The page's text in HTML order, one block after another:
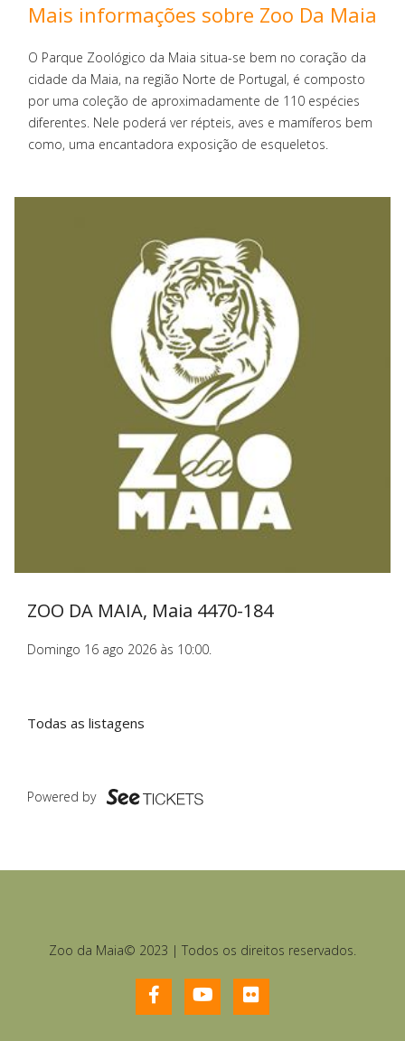
ZOO DA MAIA, Maia 4470-184
Domingo 16 ago 2026 às 10:00.
Todas as listagens
Powered by
Mais informações sobre Zoo Da Maia
O Parque Zoológico da Maia situa-se bem no coração da
cidade da Maia, na região Norte de Portugal, é composto
por uma coleção de aproximadamente de 110 espécies
diferentes. Nele poderá ver répteis, aves e mamíferos bem
como, uma encantadora exposição de esqueletos.
Zoo da Maia© 2023 | Todos os direitos reservados.